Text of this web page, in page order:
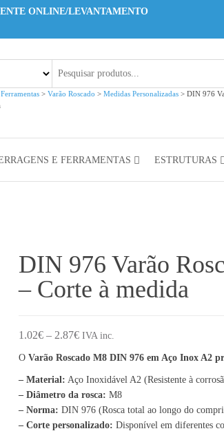
ONLINE/LEVANTAMENTO
> Varão Roscado > Medidas Personalizadas > DIN 976
E FERRAMENTAS ESTRUTURAS
DIN 976 Varão
– Corte à medida
1.02€ – 2.87€Price range: 1.02€ through 2.87€
IVA inc.
O Varão Roscado M8 DIN 976 em Aço Inox A2
– Material: Aço Inoxidável A2 (Resistente à
– Diâmetro da rosca: M8
– Norma: DIN 976 (Rosca total ao longo do
– Corte personalizado: Disponível em diferentes